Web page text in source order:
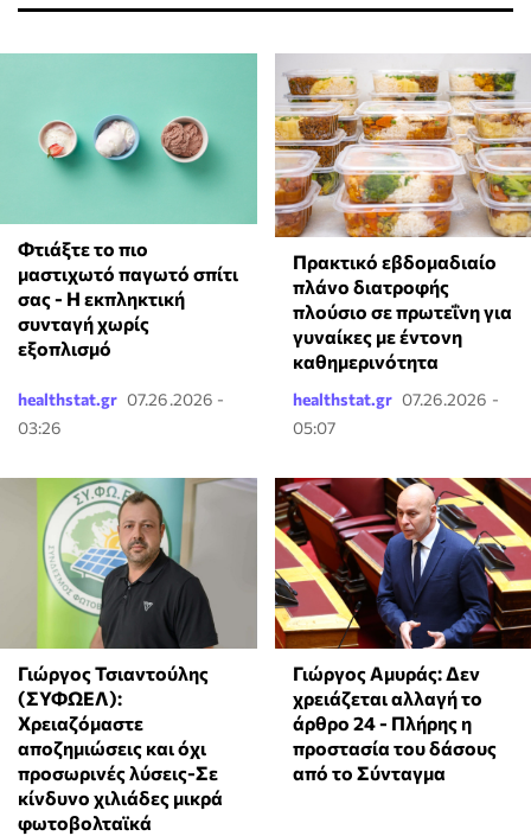
Φτιάξτε το πιο
μαστιχωτό παγωτό σπίτι
σας - Η εκπληκτική
συνταγή χωρίς
εξοπλισμό
healthstat.gr 07.26.2026 -
03:26
Πρακτικό εβδομαδιαίο
πλάνο διατροφής
πλούσιο σε πρωτεΐνη για
γυναίκες με έντονη
καθημερινότητα
healthstat.gr 07.26.2026 -
05:07
Γιώργος Τσιαντούλης
(ΣΥΦΩΕΛ):
Χρειαζόμαστε
αποζημιώσεις και όχι
προσωρινές λύσεις-Σε
κίνδυνο χιλιάδες μικρά
φωτοβολταϊκά
Γιώργος Αμυράς: Δεν
χρειάζεται αλλαγή το
άρθρο 24 - Πλήρης η
προστασία του δάσους
από το Σύνταγμα